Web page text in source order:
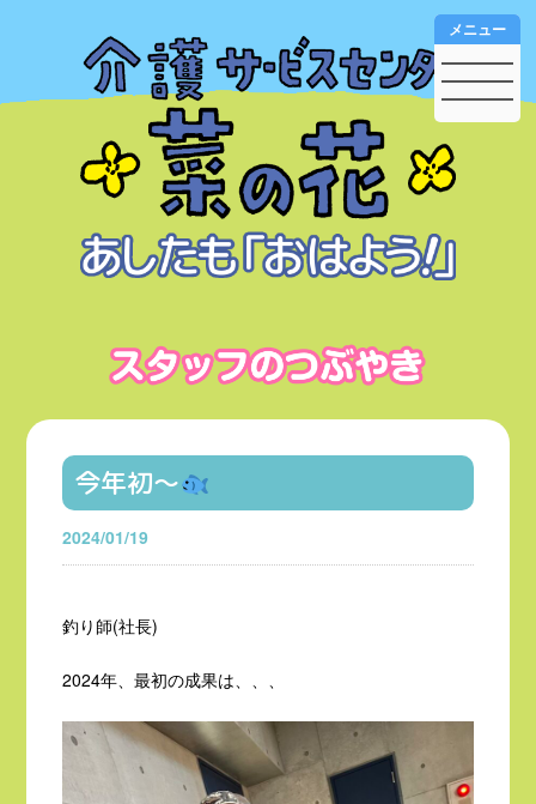
メニュー
今年初〜
2024/01/19
釣り師(社長)
2024年、最初の成果は、、、